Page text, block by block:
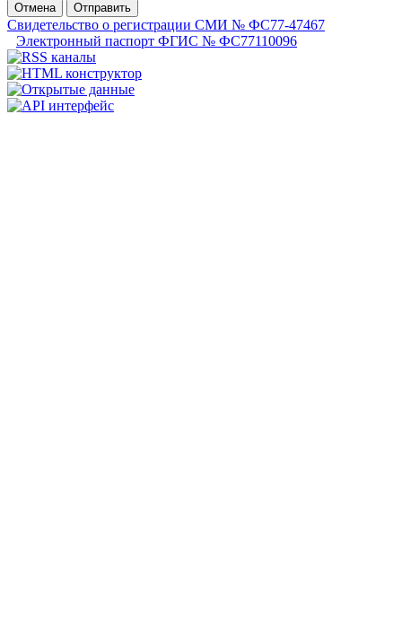
Отмена
Отправить
Свидетельство о регистрации СМИ № ФС77-47467
Электронный паспорт ФГИС № ФС77110096